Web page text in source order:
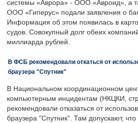
системы «Аврора» - ООО «Авроид», а
ООО «Гиперус» подали заявления о
Информация об этом появилась в
судов. Совокупный долг обеих
миллиарда рублей.
В ФСБ рекомендовали откаться от
браузера "Спутник"
В Национальном координационном
компьютерным инцидентам (НКЦКИ,
рекомендовали отказаться от
браузера "Спутник". Там допускают,